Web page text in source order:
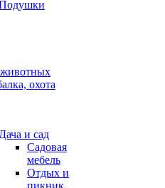
охота
Дача и сад
Садовая
мебель
Отдых и
пикник